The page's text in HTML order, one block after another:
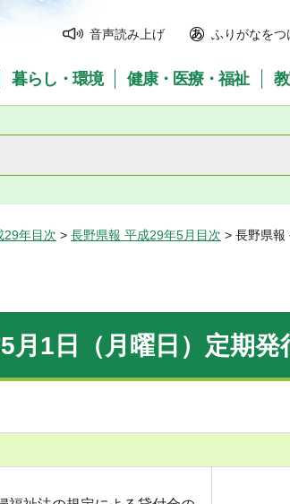
音声読み上げ ふりがなをつ
暮らし・環境 健康・医療・福祉
29年目次 > 長野県報 平成29年5月目次 > 長野県報
月1日（月曜日）定期発